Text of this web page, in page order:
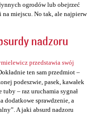
ogrodów lub obejrzeć
miejscu. No tak, ale najpierw
nadzoru
przedstawia swój
ten sam przedmiot –
podeszwie, pasek, kawałek
tuby – raz uruchamia sygnał
dodatkowe sprawdzenie, a
A jaki absurd nadzoru